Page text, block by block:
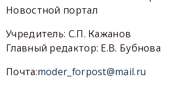
Новостной портал
Учредитель: С.П. Кажанов
Главный редактор: Е.В. Бубнова
Почта:moder_forpost@mail.ru